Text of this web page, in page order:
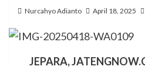
Nurcahyo Adianto April 18, 2025
JEPARA,